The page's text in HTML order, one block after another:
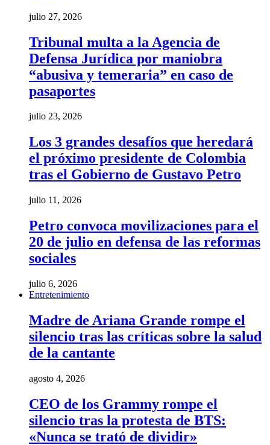
julio 27, 2026
Tribunal multa a la Agencia de
Defensa Jurídica por maniobra
“abusiva y temeraria” en caso de
pasaportes
julio 23, 2026
Los 3 grandes desafíos que heredará
el próximo presidente de Colombia
tras el Gobierno de Gustavo Petro
julio 11, 2026
Petro convoca movilizaciones para el
20 de julio en defensa de las reformas
sociales
julio 6, 2026
Entretenimiento
Madre de Ariana Grande rompe el
silencio tras las críticas sobre la salud
de la cantante
agosto 4, 2026
CEO de los Grammy rompe el
silencio tras la protesta de BTS:
«Nunca se trató de dividir»